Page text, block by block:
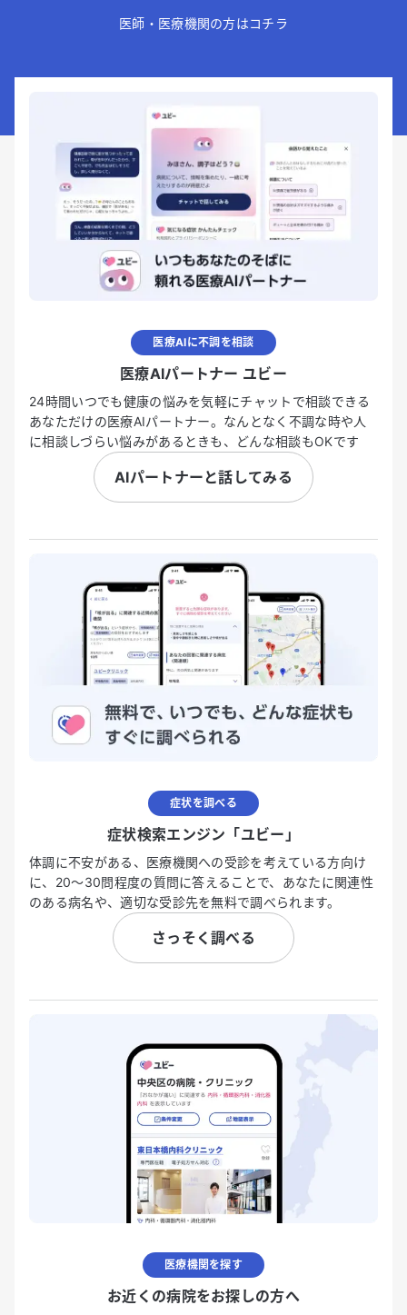
医師・医療機関の方はコチラ
医療AIに不調を相談
医療AIパートナー ユビー
24時間いつでも健康の悩みを気軽にチャットで相談できる
あなただけの医療AIパートナー。なんとなく不調な時や人
に相談しづらい悩みがあるときも、どんな相談もOKです
AIパートナーと話してみる
症状を調べる
症状検索エンジン「ユビー」
体調に不安がある、医療機関への受診を考えている方向け
に、20〜30問程度の質問に答えることで、あなたに関連性
のある病名や、適切な受診先を無料で調べられます。
さっそく調べる
医療機関を探す
お近くの病院をお探しの方へ